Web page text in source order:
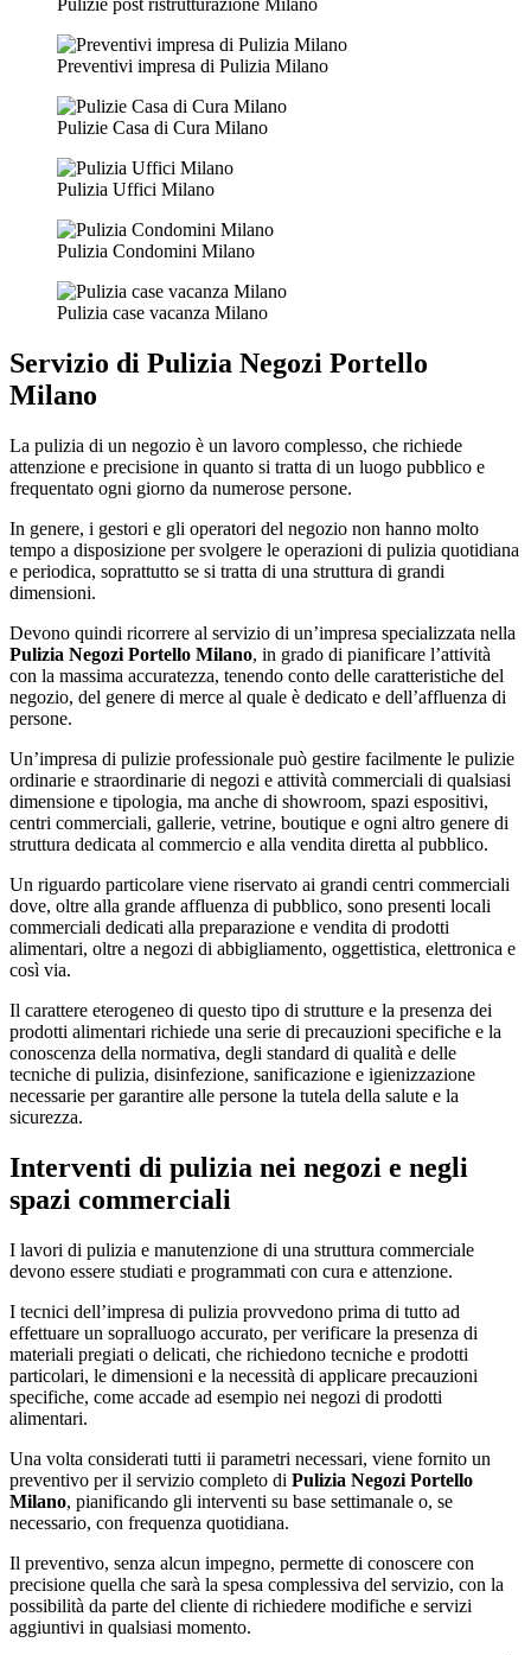
Pulizie post ristrutturazione Milano
Preventivi impresa di Pulizia Milano
Pulizie Casa di Cura Milano
Pulizia Uffici Milano
Pulizia Condomini Milano
Pulizia case vacanza Milano
Servizio di Pulizia Negozi Portello
Milano
La pulizia di un negozio è un lavoro complesso, che richiede
attenzione e precisione in quanto si tratta di un luogo pubblico e
frequentato ogni giorno da numerose persone.
In genere, i gestori e gli operatori del negozio non hanno molto
tempo a disposizione per svolgere le operazioni di pulizia quotidiana
e periodica, soprattutto se si tratta di una struttura di grandi
dimensioni.
Devono quindi ricorrere al servizio di un’impresa specializzata nella
Pulizia Negozi Portello Milano, in grado di pianificare l’attività
con la massima accuratezza, tenendo conto delle caratteristiche del
negozio, del genere di merce al quale è dedicato e dell’affluenza di
persone.
Un’impresa di pulizie professionale può gestire facilmente le pulizie
ordinarie e straordinarie di negozi e attività commerciali di qualsiasi
dimensione e tipologia, ma anche di showroom, spazi espositivi,
centri commerciali, gallerie, vetrine, boutique e ogni altro genere di
struttura dedicata al commercio e alla vendita diretta al pubblico.
Un riguardo particolare viene riservato ai grandi centri commerciali
dove, oltre alla grande affluenza di pubblico, sono presenti locali
commerciali dedicati alla preparazione e vendita di prodotti
alimentari, oltre a negozi di abbigliamento, oggettistica, elettronica e
così via.
Il carattere eterogeneo di questo tipo di strutture e la presenza dei
prodotti alimentari richiede una serie di precauzioni specifiche e la
conoscenza della normativa, degli standard di qualità e delle
tecniche di pulizia, disinfezione, sanificazione e igienizzazione
necessarie per garantire alle persone la tutela della salute e la
sicurezza.
Interventi di pulizia nei negozi e negli
spazi commerciali
I lavori di pulizia e manutenzione di una struttura commerciale
devono essere studiati e programmati con cura e attenzione.
I tecnici dell’impresa di pulizia provvedono prima di tutto ad
effettuare un sopralluogo accurato, per verificare la presenza di
materiali pregiati o delicati, che richiedono tecniche e prodotti
particolari, le dimensioni e la necessità di applicare precauzioni
specifiche, come accade ad esempio nei negozi di prodotti
alimentari.
Una volta considerati tutti ii parametri necessari, viene fornito un
preventivo per il servizio completo di Pulizia Negozi Portello
Milano, pianificando gli interventi su base settimanale o, se
necessario, con frequenza quotidiana.
Il preventivo, senza alcun impegno, permette di conoscere con
precisione quella che sarà la spesa complessiva del servizio, con la
possibilità da parte del cliente di richiedere modifiche e servizi
aggiuntivi in qualsiasi momento.